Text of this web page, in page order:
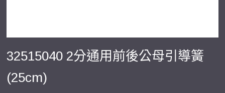
32515040 2分通用前後公母引導簧
(25cm)